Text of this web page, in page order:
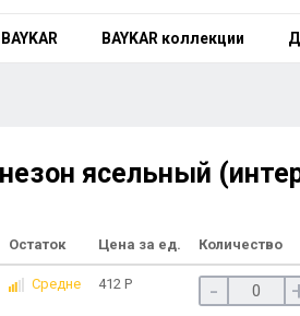
BAYKAR BAYKAR коллекции
ясельный
Остаток Цена за ед. Количество
Средне 412 Р -